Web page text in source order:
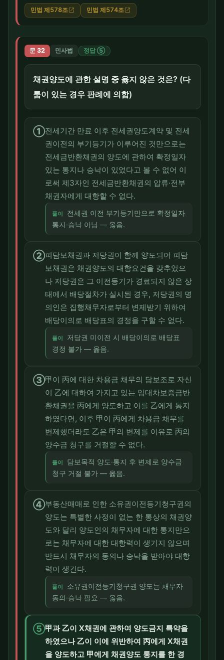
민법 제578조 open_in_new 민법 제574조 open_in_new
문 32 민사법 정답 ⑤
채권양도에 관한 설명 중 옳지 않은 것은? (다
툼이 있는 경우 판례에 의함)
①전세기간 만료 이후 전세권양도계약 및 전세
권이전의 부기등기가 이루어진 것만으로는
전세금반환채권의 양도에 관하여 확정일자
있는 통지나 승낙이 있었다고 볼 수 없어 이
로써 제3자인 전세금반환채권의 압류·전부
채권자에게 대항할 수 없다.
풀이
전세권 이전 부기등기만으로 확정일자
통지·승낙 아님 — 옳음.
②피담보채권과 저당권이 함께 양도되어 피담
보채권은 채권양도의 대항요건을 갖추었으
나 저당권은 그 이전등기가 경료되지 않은 상
태에서 배당절차가 실시된 경우, 저당권의 명
의인은 집행채무자로부터 변제받기 위하여
배당이의로 배당표의 경정을 구할 수 없다.
풀이
저당권 미이전 시 배당이의로 배당표
경정 불가 — 옳음.
③甲이 丙에 대한 차용금 채무의 담보조로 자신
이 乙에 대하여 가지고 있는 임대차보증금반
환채권을 丙에게 양도하고 이를 乙에게 통지
하였다면, 이후 甲이 丙에게 차용금 채무를
변제했더라도 乙은 甲의 변제를 이유로 丙의
양수금 청구를 거절할 수 없다.
풀이
담보목적 양도·통지 후 변제로 양수금
청구 거절 불가 — 옳음.
④부동산매매로 인한 소유권이전등기청구권의
양도는 특별한 사정이 없는 한 통상의 채권양
도와 달리 양도인의 채무자에 대한 통지만으
로는 채무자에 대한 대항력이 생기지 않으며
반드시 채무자의 동의나 승낙을 받아야 대항
력이 생긴다.
풀이
소유권이전등기청구권 양도는 채무자
동의·승낙 필요 — 옳음.
⑤甲과 乙이 X채권에 관하여 양도금지 특약을
하였으나 乙이 이에 위반하여 丙에게 X채권
을 양도하고 甲에게 채권양도 통지를 한 경